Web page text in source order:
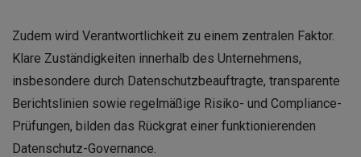
Zudem wird Verantwortlichkeit zu einem zentralen Faktor.
Klare Zuständigkeiten innerhalb des Unternehmens,
insbesondere durch Datenschutzbeauftragte, transparente
Berichtslinien sowie regelmäßige Risiko- und Compliance-
Prüfungen, bilden das Rückgrat einer funktionierenden
Datenschutz-Governance.